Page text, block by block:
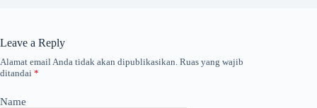
Leave a Reply
Alamat email Anda tidak akan dipublikasikan. Ruas yang wajib
ditandai *
Name